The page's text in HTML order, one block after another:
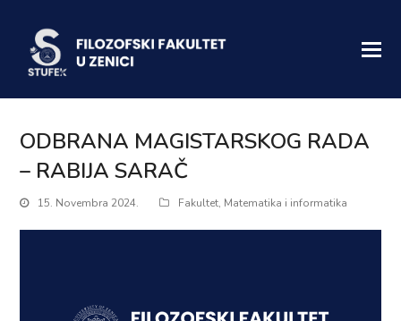
ODBRANA MAGISTARSKOG RADA
– RABIJA SARAČ
15. Novembra 2024. Fakultet, Matematika i informatika